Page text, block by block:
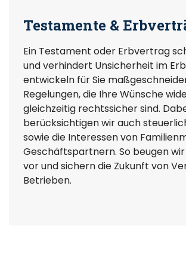
Testamente &
Ein Testament oder Erbvertrag
und verhindert Unsicherheit im
entwickeln für Sie
Regelungen, die Ihre Wünsche
gleichzeitig rechtssicher sind.
berücksichtigen wir auch
sowie die Interessen von
Geschäftspartnern. So beugen
vor und sichern die Zukunft von
Betrieben.